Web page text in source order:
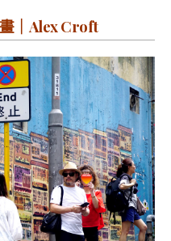
｜Alex Croft